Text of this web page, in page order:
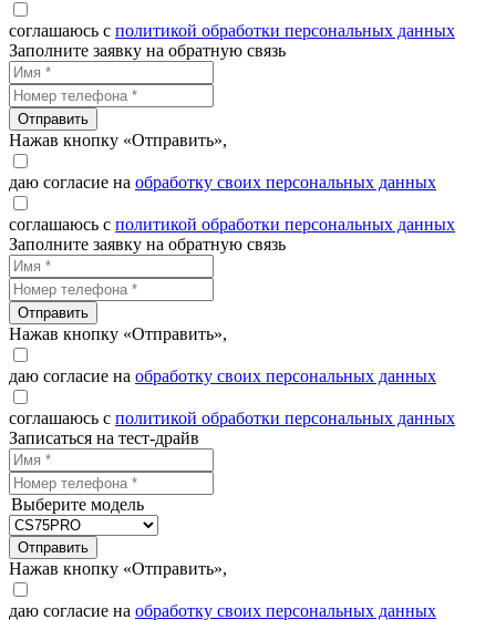
соглашаюсь с политикой обработки персональных данных
Заполните заявку на обратную связь
Отправить
Нажав кнопку «Отправить»,
даю согласие на обработку своих персональных данных
соглашаюсь с политикой обработки персональных данных
Заполните заявку на обратную связь
Отправить
Нажав кнопку «Отправить»,
даю согласие на обработку своих персональных данных
соглашаюсь с политикой обработки персональных данных
Записаться на тест-драйв
Выберите модель
Отправить
Нажав кнопку «Отправить»,
даю согласие на обработку своих персональных данных